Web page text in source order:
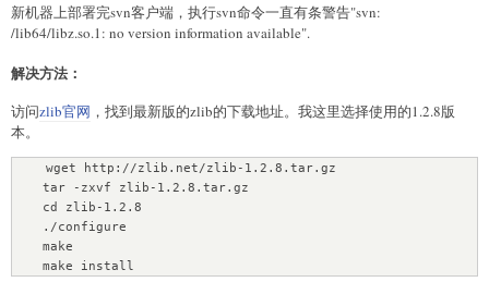
新机器上部署完svn客户端，执行svn命令一直有条警告"svn:
/lib64/libz.so.1: no version information available".
解决方法：
访问zlib官网 ，找到最新版的zlib的下载地址。我这里选择使用的1.2.8版
本。
    make install